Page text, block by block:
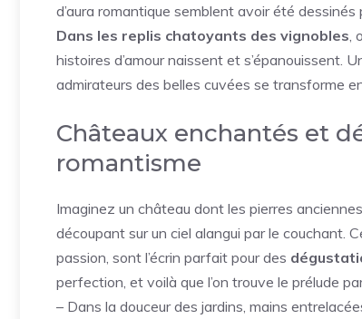
d’aura romantique semblent avoir été
Dans les replis chatoyants des vignobles
histoires d’amour naissent et s’épanouissent.
admirateurs des belles cuvées se transforme
Châteaux enchantés et
romantisme
Imaginez un château dont les pierres
découpant sur un ciel alangui par le couchant.
passion, sont l’écrin parfait pour des
perfection, et voilà que l’on trouve le prélude
– Dans la douceur des jardins, mains